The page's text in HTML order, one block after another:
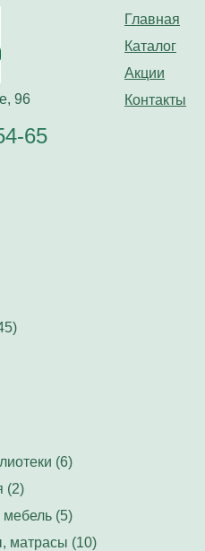
Главная
Каталог
Акции
Контакты
96
65
(6)
(2)
мебель (5)
матрасы (10)